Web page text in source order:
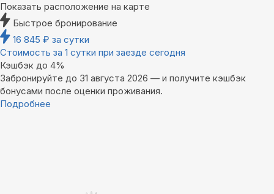
Показать расположение на карте
Быстрое бронирование
16 845 ₽ за сутки
Стоимость за 1 сутки при заезде сегодня
Кэшбэк до 4%
Забронируйте до 31 августа 2026 — и получите кэшбэк
бонусами после оценки проживания.
Подробнее